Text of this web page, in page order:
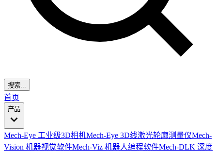
搜索...
首页
产品
Mech-Eye 工业级3D相机Mech-Eye 3D线激光轮廓测量仪Mech-
Vision 机器视觉软件Mech-Viz 机器人编程软件Mech-DLK 深度